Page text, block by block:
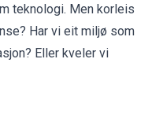
teknologi. Men korleis
Har vi eit miljø som
Eller kveler vi